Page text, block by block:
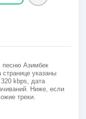
песню Азимбек
указаны
kbps, дата
Ниже, если
треки.